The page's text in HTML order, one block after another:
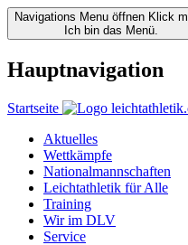
Navigations Menu öffnen Klick
Ich bin das Menü.
Hauptnavigation
Startseite
Aktuelles
Wettkämpfe
Nationalmannschaften
Leichtathletik für Alle
Training
Wir im DLV
Service